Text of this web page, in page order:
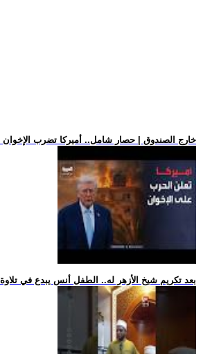
.. خارج الصندوق | حصار شامل.. أميركا تضرب
.. بعد تكريم شيخ الأزهر له.. الطفل أنس يبدع في